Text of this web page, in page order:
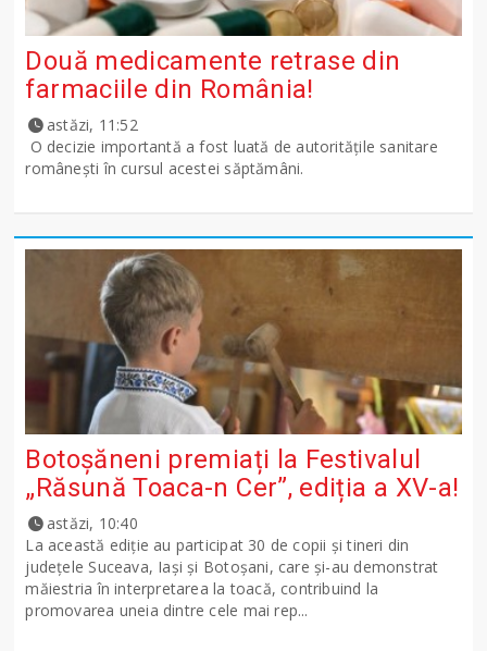
Două medicamente retrase din
farmaciile din România!
astăzi, 11:52
O decizie importantă a fost luată de autoritățile sanitare
românești în cursul acestei săptămâni.
Botoșăneni premiați la Festivalul
„Răsună Toaca-n Cer”, ediția a XV-a!
astăzi, 10:40
La această ediție au participat 30 de copii și tineri din
județele Suceava, Iași și Botoșani, care și-au demonstrat
măiestria în interpretarea la toacă, contribuind la
promovarea uneia dintre cele mai rep...